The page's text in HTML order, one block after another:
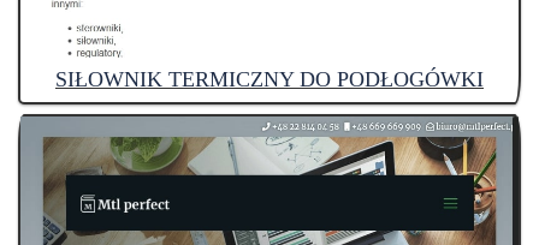
SIŁOWNIK TERMICZNY DO PODŁOGÓWKI